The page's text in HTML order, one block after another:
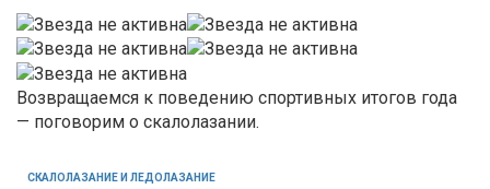
Возвращаемся к поведению спортивных итогов года
— поговорим о скалолазании.
СКАЛОЛАЗАНИЕ И ЛЕДОЛАЗАНИЕ